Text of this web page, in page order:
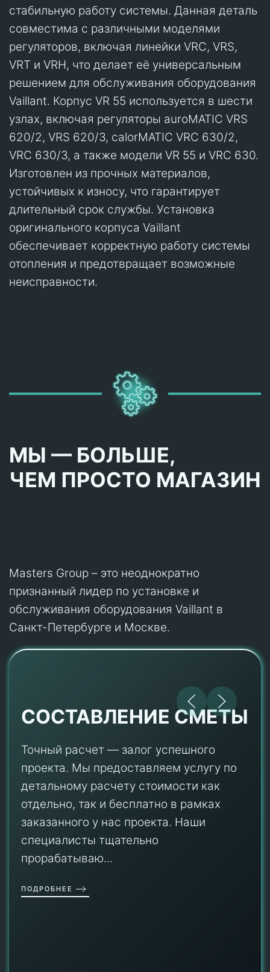
стабильную работу системы. Данная деталь
совместима с различными моделями
регуляторов, включая линейки VRC, VRS,
VRT и VRH, что делает её универсальным
решением для обслуживания оборудования
Vaillant. Корпус VR 55 используется в шести
узлах, включая регуляторы auroMATIC VRS
620/2, VRS 620/3, calorMATIC VRC 630/2,
VRC 630/3, а также модели VR 55 и VRC 630.
Изготовлен из прочных материалов,
устойчивых к износу, что гарантирует
длительный срок службы. Установка
оригинального корпуса Vaillant
обеспечивает корректную работу системы
отопления и предотвращает возможные
неисправности.
МЫ — БОЛЬШЕ,
ЧЕМ ПРОСТО МАГАЗИН
Masters Group – это неоднократно
признанный лидер по установке и
обслуживания оборудования Vaillant в
Санкт-Петербурге и Москве.
СОСТАВЛЕНИЕ СМЕТЫ
Точный расчет — залог успешного
проекта. Мы предоставляем услугу по
детальному расчету стоимости как
отдельно, так и бесплатно в рамках
заказанного у нас проекта. Наши
специалисты тщательно
прорабатываю...
ПОДРОБНЕЕ